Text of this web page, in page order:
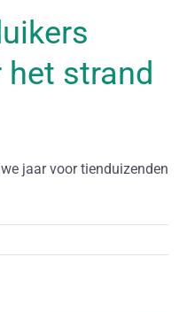
strand
jaar voor tienduizenden